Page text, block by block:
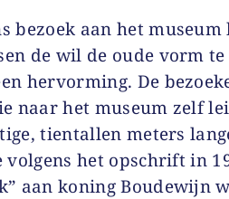
bezoek aan het museum
de wil de oude vorm
hervorming. De
naar het museum zelf
tientallen meters
volgens het opschrift in
aan koning Boudewijn